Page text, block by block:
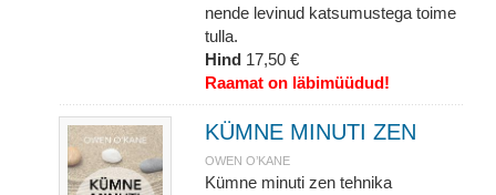
nende levinud katsumustega toime
tulla.
Hind 17,50 €
Raamat on läbimüüdud!
KÜMNE MINUTI ZEN
OWEN O’KANE
Kümne minuti zen tehnika